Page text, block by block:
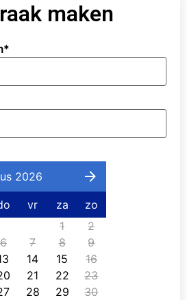
maken
*
2026
vr za
zo
1
2
6 7 8
9
14 15
16
21 22
23
28 29
30